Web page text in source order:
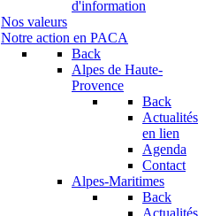
d'information
Nos valeurs
Notre action en PACA
Back
Alpes de Haute-
Provence
Back
Actualités
en lien
Agenda
Contact
Alpes-Maritimes
Back
Actualités